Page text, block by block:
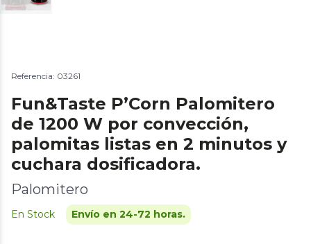
Referencia: 03261
Fun&Taste P’Corn Palomitero
de 1200 W por convección,
palomitas listas en 2 minutos y
cuchara dosificadora.
Palomitero
En Stock Envío en 24-72 horas.